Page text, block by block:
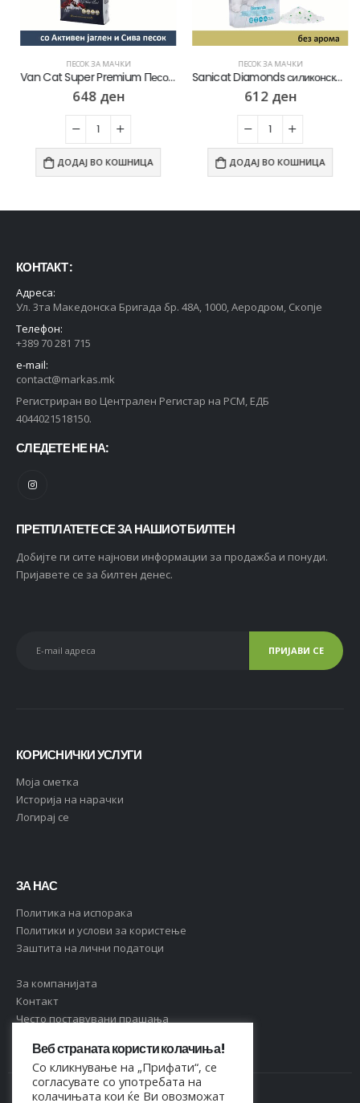
ПЕСОК ЗА МАЧКИ
Van Cat Super Premium Песок за мачки со микс на Активен јаглен и Сива песок [Вреќичка 10л]
648ден
ДОДАЈ ВО КОШНИЦА
ПЕСОК ЗА МАЧКИ
Sanicat Diamonds силиконски Песок за мачки без арома [Вреќичка 5л]
612ден
ДОДАЈ ВО КОШНИЦА
КОНТАКТ :
Адреса:
Ул. 3та Македонска Бригада бр. 48А, 1000, Аеродром, Скопје
Телефон:
+389 70 281 715
e-mail:
contact@markas.mk
Регистриран во Централен Регистар на РСМ, ЕДБ
4044021518150.
СЛЕДЕТЕ НЕ НА:
ПРЕТПЛАТЕТЕ СЕ ЗА НАШИОТ БИЛТЕН
Добијте ги сите најнови информации за продажба и понуди.
Пријавете се за билтен денес.
КОРИСНИЧКИ УСЛУГИ
Moja сметка
Историја на нарачки
Логирај се
ЗА НАС
Политика на испорака
Политики и услови за користење
Заштита на лични податоци
За компанијата
Контакт
Често поставувани прашања
Веб страната користи колачиња!
Со кликнување на „Прифати“, се
согласувате со употребата на
колачињата кои ќе Ви овозможат